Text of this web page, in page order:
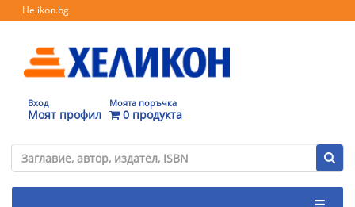
Helikon.bg
Вход
Моят профил
Моята поръчка
0 продукта